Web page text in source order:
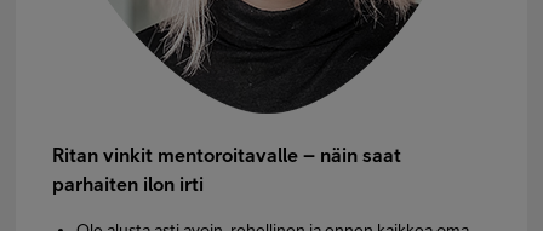
Ritan vinkit mentoroitavalle – näin saat
parhaiten ilon irti